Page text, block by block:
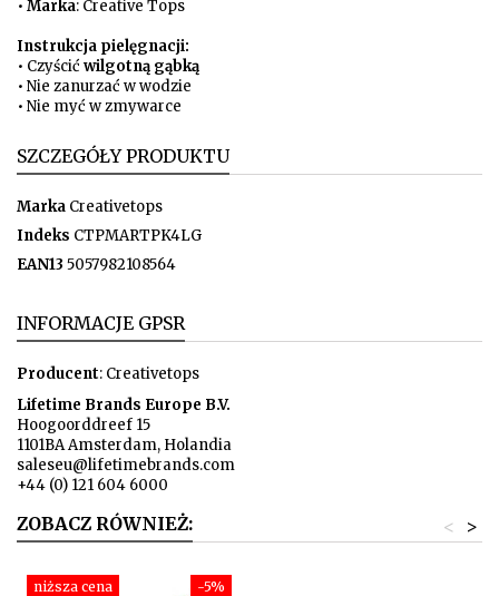
• Marka: Creative Tops
Instrukcja pielęgnacji:
• Czyścić wilgotną gąbką
• Nie zanurzać w wodzie
• Nie myć w zmywarce
SZCZEGÓŁY PRODUKTU
Marka Creativetops
Indeks CTPMARTPK4LG
EAN13 5057982108564
INFORMACJE GPSR
Producent: Creativetops
Lifetime Brands Europe B.V.
Hoogoorddreef 15
1101BA Amsterdam, Holandia
saleseu@lifetimebrands.com
+44 (0) 121 604 6000
ZOBACZ RÓWNIEŻ: >
<
-5%
niższa cena